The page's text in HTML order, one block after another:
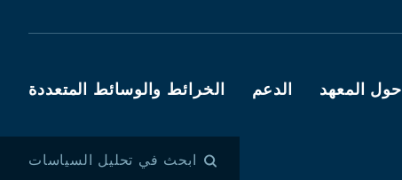
حول المعهد الدعم الخرائط والوسائط المتعددة
ابحث في تحليل السياسات